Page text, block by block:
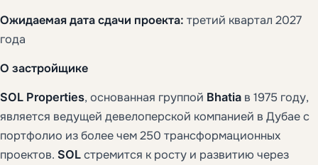
Ожидаемая дата сдачи проекта: третий квартал 2027
года
О застройщике
SOL Properties, основанная группой Bhatia в 1975 году,
является ведущей девелоперской компанией в Дубае с
портфолио из более чем 250 трансформационных
проектов. SOL стремится к росту и развитию через